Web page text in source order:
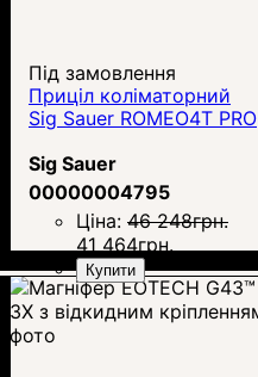
Під замовлення
Приціл коліматорний
Sig Sauer ROMEO4T PRO
Sig Sauer
00000004795
Ціна: 46 248грн.
41 464грн.
Купити